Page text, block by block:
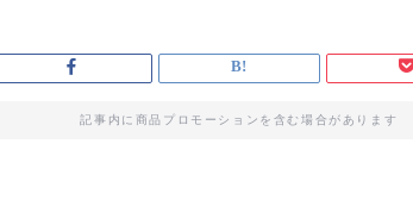
記事内に商品プロモーションを含む場合があります